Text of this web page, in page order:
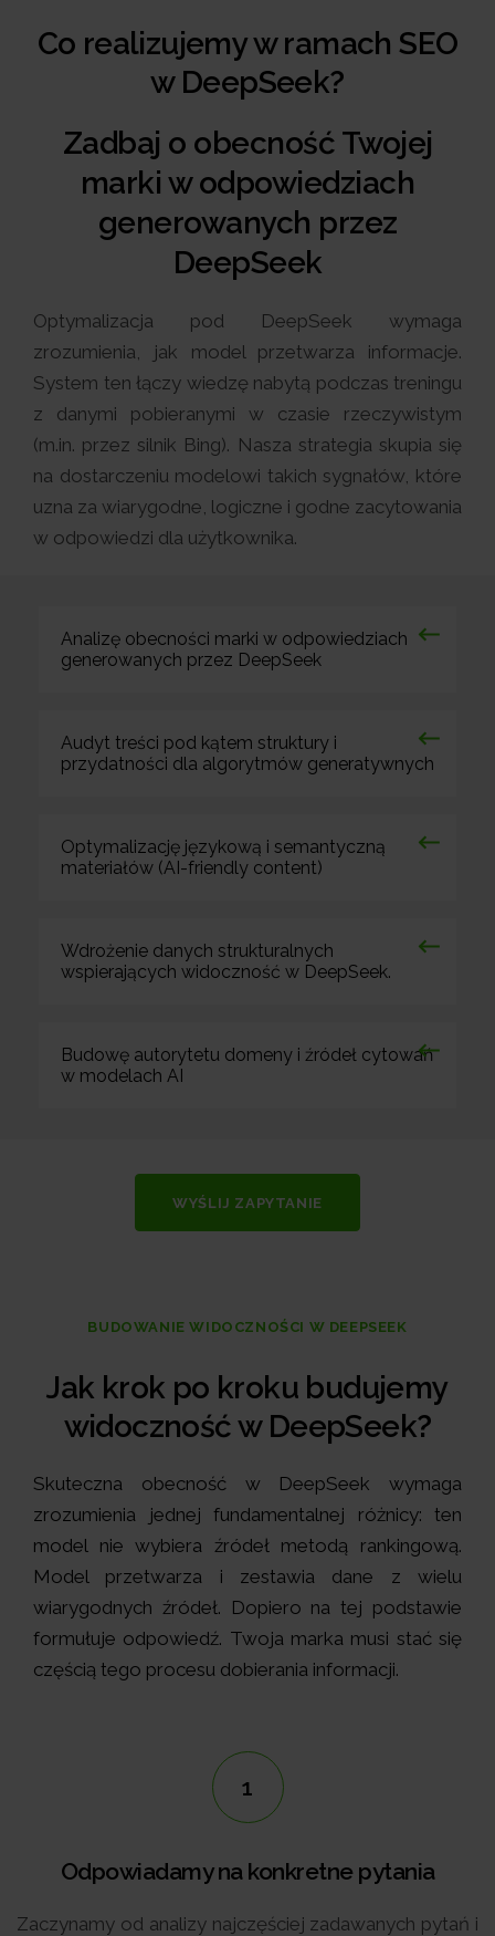
Co realizujemy w ramach SEO
w DeepSeek?
Zadbaj o obecność Twojej
marki w odpowiedziach
generowanych przez
DeepSeek
Optymalizacja pod DeepSeek wymaga
zrozumienia, jak model przetwarza informacje.
System ten łączy wiedzę nabytą podczas treningu
z danymi pobieranymi w czasie rzeczywistym
(m.in. przez silnik Bing). Nasza strategia skupia się
na dostarczeniu modelowi takich sygnałów, które
uzna za wiarygodne, logiczne i godne zacytowania
w odpowiedzi dla użytkownika.
Analizę obecności marki w odpowiedziach
generowanych przez DeepSeek
Audyt treści pod kątem struktury i
przydatności dla algorytmów generatywnych
Optymalizację językową i semantyczną
materiałów (AI-friendly content)
Wdrożenie danych strukturalnych
wspierających widoczność w DeepSeek.
Budowę autorytetu domeny i źródeł cytowań
w modelach AI
WYŚLIJ ZAPYTANIE
BUDOWANIE WIDOCZNOŚCI W DEEPSEEK
Jak krok po kroku budujemy
widoczność w DeepSeek?
Skuteczna obecność w DeepSeek wymaga
zrozumienia jednej fundamentalnej różnicy: ten
model nie wybiera źródeł metodą rankingową.
Model przetwarza i zestawia dane z wielu
wiarygodnych źródeł. Dopiero na tej podstawie
formułuje odpowiedź. Twoja marka musi stać się
częścią tego procesu dobierania informacji.
1
Odpowiadamy na konkretne pytania
Zaczynamy od analizy najczęściej zadawanych pytań i